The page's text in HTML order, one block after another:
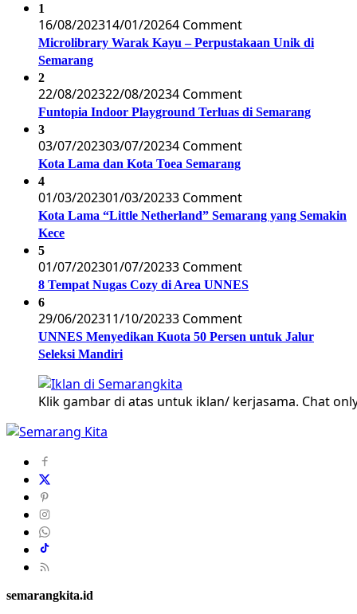
1
16/08/202314/01/20264 Comment
Microlibrary Warak Kayu – Perpustakaan Unik di
Semarang
2
22/08/202322/08/20234 Comment
Funtopia Indoor Playground Terluas di Semarang
3
03/07/202303/07/20234 Comment
Kota Lama dan Kota Toea Semarang
4
01/03/202301/03/20233 Comment
Kota Lama “Little Netherland” Semarang yang Semakin
Kece
5
01/07/202301/07/20233 Comment
8 Tempat Nugas Cozy di Area UNNES
6
29/06/202311/10/20233 Comment
UNNES Menyedikan Kuota 50 Persen untuk Jalur
Seleksi Mandiri
Klik gambar di atas untuk iklan/ kerjasama. Chat
semarangkita.id